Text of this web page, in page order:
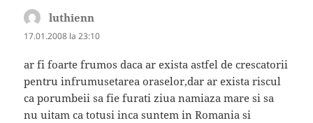
luthienn
17.01.2008 la 23:10
ar fi foarte frumos daca ar exista astfel de crescatorii
pentru infrumusetarea oraselor,dar ar exista riscul
ca porumbeii sa fie furati ziua namiaza mare si sa
nu uitam ca totusi inca suntem in Romania si